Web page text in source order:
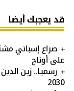
قد يعجبك أيضا
صراع إسباني
على أوناح
رسميا.. زين
2030